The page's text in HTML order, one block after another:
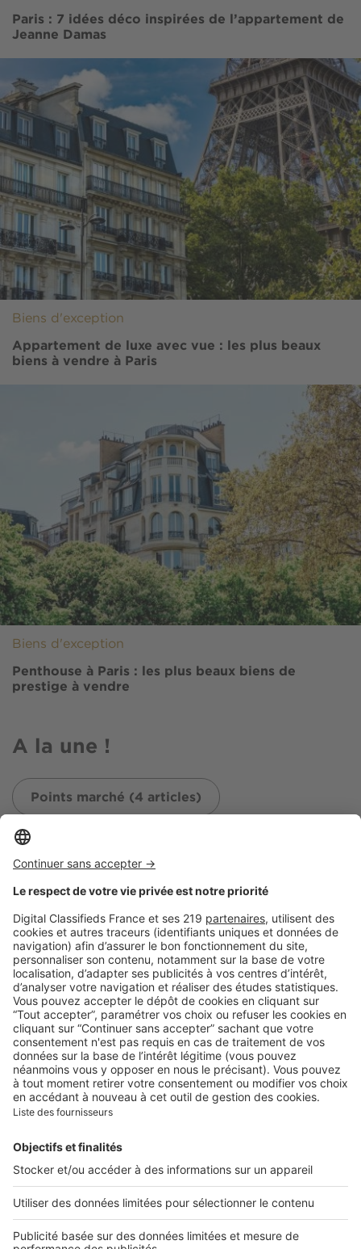
Paris : 7 idées déco inspirées de l’appartement de
Jeanne Damas
Biens d'exception
Appartement de luxe avec vue : les plus beaux
biens à vendre à Paris
Biens d'exception
Penthouse à Paris : les plus beaux biens de
prestige à vendre
A la une !
Points marché (4 articles)
Image
stations de ski les plus chères
Image Points marché
Ultra-luxe : des territoires
prisés et une résilience
remarquable
Image Points marché
Élections américaines : quel